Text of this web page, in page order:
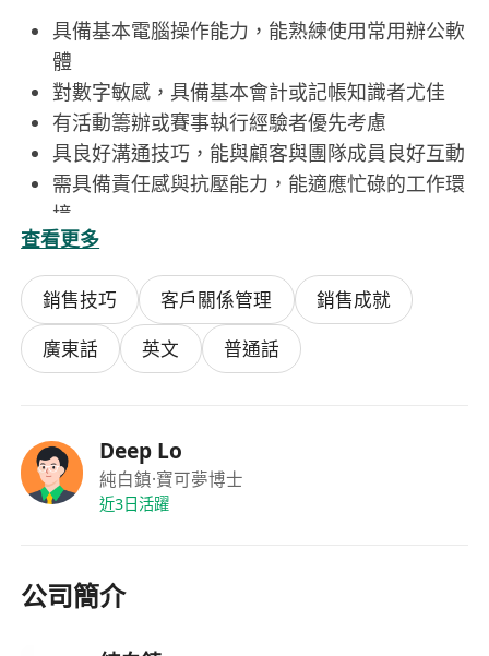
具備基本電腦操作能力，能熟練使用常用辦公軟
體
對數字敏感，具備基本會計或記帳知識者尤佳
有活動籌辦或賽事執行經驗者優先考慮
具良好溝通技巧，能與顧客與團隊成員良好互動
需具備責任感與抗壓能力，能適應忙碌的工作環
境
查看更多
銷售技巧 客戶關係管理
銷售成就
廣東話
英文 普通話
Deep Lo
純白鎮·寶可夢博士
近3日活躍
公司簡介